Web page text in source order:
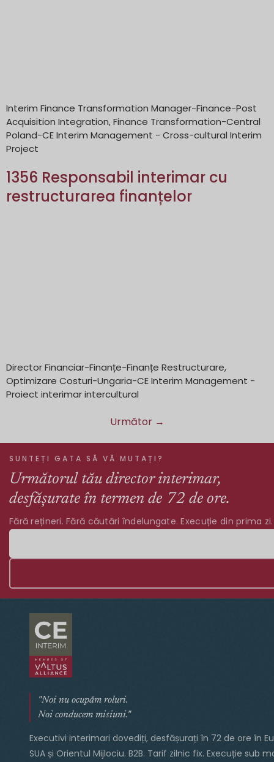
Interim Finance Transformation Manager-Finance-Post
Acquisition Integration, Finance Transformation-Central
Poland-CE Interim Management - Cross-cultural Interim
Project
1356 Responsabil interimar cu
restructurarea finanțelor
Director Financiar-Finanțe-Finanțe Restructurare,
Optimizare Costuri-Ungaria-CE Interim Management -
Proiect interimar intercultural
Următor →
SUNTEȚI GATA SĂ VĂ MUTAȚI?
Următorul tău director interimar,
desfășurate în termen de 72 de ore.
Fără rețineri. Fără căutări îndelungate. Execuție din prima zi.
"Noi nu ocupăm roluri.
Noi conducem misiuni."
Executivi interimari dovediți, desfășurați în 72 de ore în
SUA și Orientul Mijlociu. B2B. Tarif zilnic fix. Execuție sub